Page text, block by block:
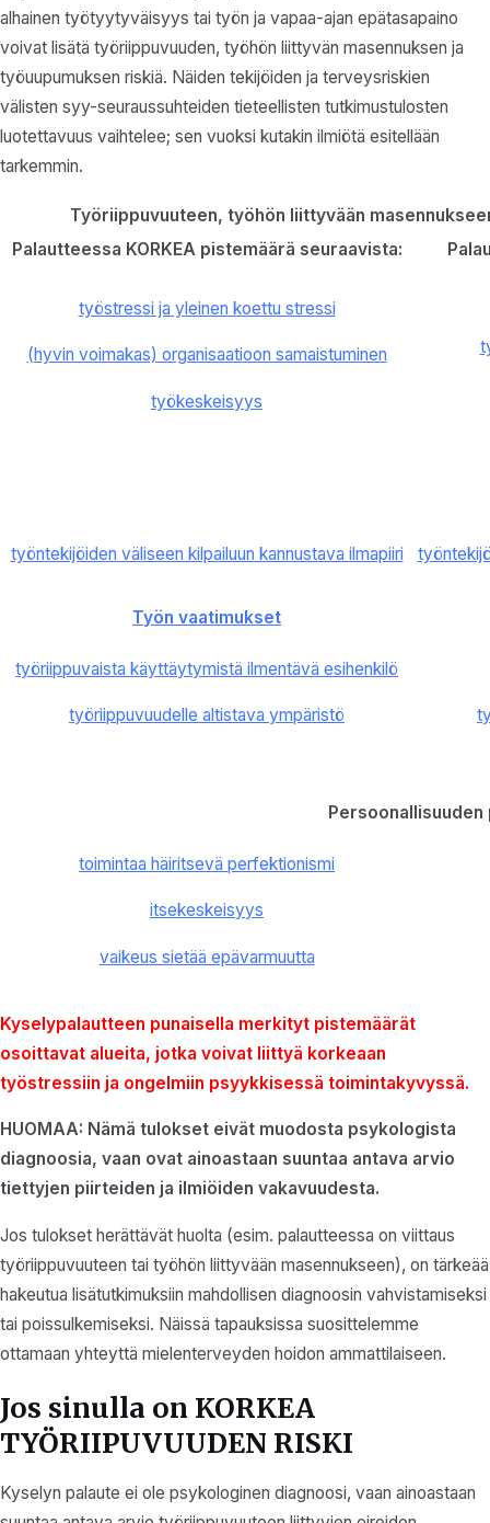
alhainen työtyytyväisyys tai työn ja vapaa-ajan epätasapaino
voivat lisätä työriippuvuuden, työhön liittyvän masennuksen ja
työuupumuksen riskiä. Näiden tekijöiden ja terveysriskien
välisten syy-seuraussuhteiden tieteellisten tutkimustulosten
luotettavuus vaihtelee; sen vuoksi kutakin ilmiötä esitellään
tarkemmin.
Työriippuvuuteen, työhön liittyvään
Palautteessa KORKEA pistemäärä seuraavista:
työstressi ja yleinen koettu stressi
(hyvin voimakas) organisaatioon samaistuminen
työkeskeisyys
työntekijöiden väliseen kilpailuun kannustava ilmapiiri
Työn vaatimukset
työriippuvaista käyttäytymistä ilmentävä esihenkilö
työriippuvuudelle altistava ympäristö
toimintaa häiritsevä perfektionismi
itsekeskeisyys
vaikeus sietää epävarmuutta
Kyselypalautteen punaisella merkityt pistemäärät
osoittavat alueita, jotka voivat liittyä korkeaan
työstressiin ja ongelmiin psyykkisessä toimintakyvyssä.
HUOMAA: Nämä tulokset eivät muodosta psykologista
diagnoosia, vaan ovat ainoastaan suuntaa antava arvio
tiettyjen piirteiden ja ilmiöiden vakavuudesta.
Jos tulokset herättävät huolta (esim. palautteessa on viittaus
työriippuvuuteen tai työhön liittyvään masennukseen), on tärkeää
hakeutua lisätutkimuksiin mahdollisen diagnoosin vahvistamiseksi
tai poissulkemiseksi. Näissä tapauksissa suosittelemme
ottamaan yhteyttä mielenterveyden hoidon ammattilaiseen.
Jos sinulla on KORKEA
TYÖRIIPUVUUDEN RISKI
Kyselyn palaute ei ole psykologinen diagnoosi, vaan ainoastaan